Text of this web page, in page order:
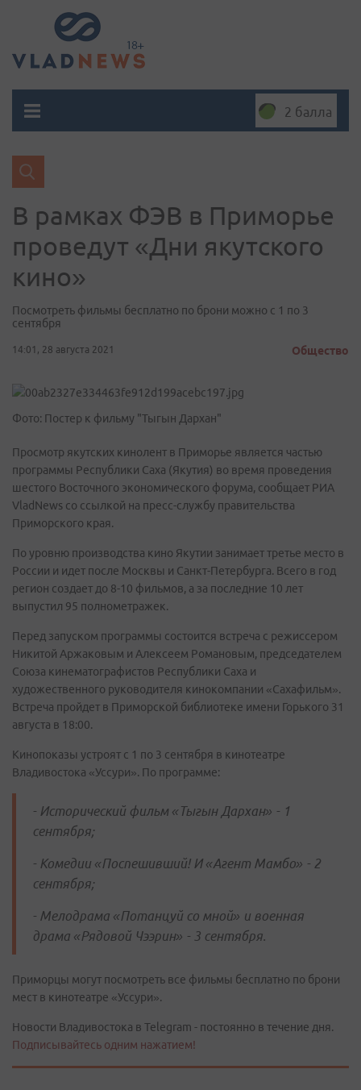
2 балла
В рамках ФЭВ в Приморье
проведут «Дни якутского
кино»
Посмотреть фильмы бесплатно по брони можно с 1 по 3
сентября
14:01, 28 августа 2021 Общество
Фото: Постер к фильму "Тыгын Дархан"
Просмотр якутских кинолент в Приморье является частью
программы Республики Саха (Якутия) во время проведения
шестого Восточного экономического форума, сообщает РИА
VladNews со ссылкой на пресс-службу правительства
Приморского края.
По уровню производства кино Якутии занимает третье место в
России и идет после Москвы и Санкт-Петербурга. Всего в год
регион создает до 8-10 фильмов, а за последние 10 лет
выпустил 95 полнометражек.
Перед запуском программы состоится встреча с режиссером
Никитой Аржаковым и Алексеем Романовым, председателем
Союза кинематографистов Республики Саха и
художественного руководителя кинокомпании «Сахафильм».
Встреча пройдет в Приморской библиотеке имени Горького 31
августа в 18:00.
Кинопоказы устроят с 1 по 3 сентября в кинотеатре
Владивостока «Уссури». По программе:
- Исторический фильм «Тыгын Дархан» - 1
сентября;
- Комедии «Поспешивший! И «Агент Мамбо» - 2
сентября;
- Мелодрама «Потанцуй со мной» и военная
драма «Рядовой Чээрин» - 3 сентября.
Приморцы могут посмотреть все фильмы бесплатно по брони
мест в кинотеатре «Уссури».
Новости Владивостока в Telegram - постоянно в течение дня.
Подписывайтесь одним нажатием!